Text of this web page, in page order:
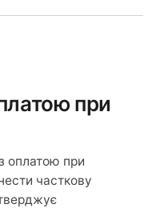
при
оплатою при
часткову